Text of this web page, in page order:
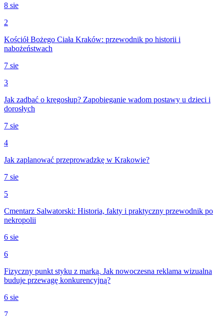
8 sie
2
Kościół Bożego Ciała Kraków: przewodnik po historii i
nabożeństwach
7 sie
3
Jak zadbać o kręgosłup? Zapobieganie wadom postawy u dzieci i
dorosłych
7 sie
4
Jak zaplanować przeprowadzkę w Krakowie?
7 sie
5
Cmentarz Salwatorski: Historia, fakty i praktyczny przewodnik po
nekropolii
6 sie
6
Fizyczny punkt styku z marką. Jak nowoczesna reklama wizualna
buduje przewagę konkurencyjną?
6 sie
7